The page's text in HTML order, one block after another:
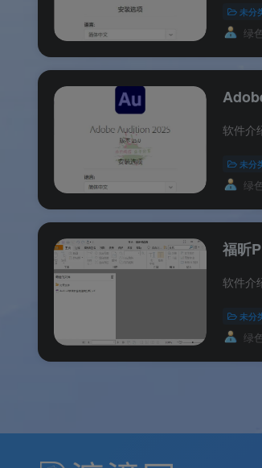
未分
绿
未分
绿
福昕
未分
绿